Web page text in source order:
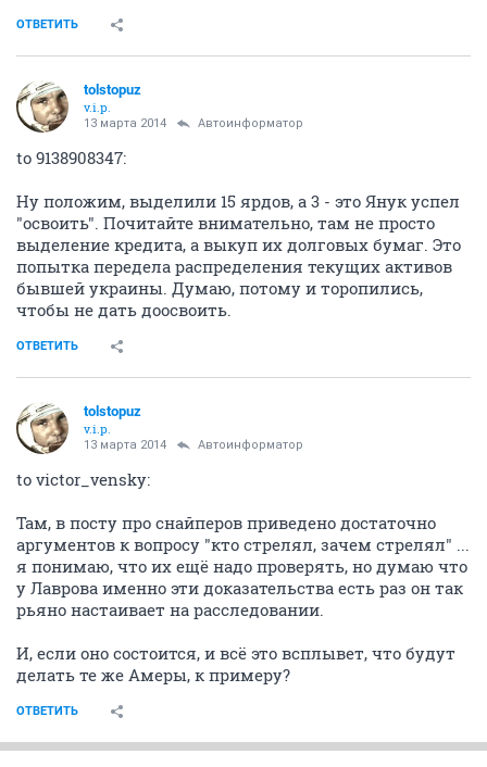
ОТВЕТИТЬ
tolstopuz
v.i.p.
13 марта 2014 Автоинформатор
to 9138908347:
Ну положим, выделили 15 ярдов, а 3 - это Янук успел
"освоить". Почитайте внимательно, там не просто
выделение кредита, а выкуп их долговых бумаг. Это
попытка передела распределения текущих активов
бывшей украины. Думаю, потому и торопились,
чтобы не дать доосвоить.
ОТВЕТИТЬ
tolstopuz
v.i.p.
13 марта 2014 Автоинформатор
to victor_vensky:
Там, в посту про снайперов приведено достаточно
аргументов к вопросу "кто стрелял, зачем стрелял" ...
я понимаю, что их ещё надо проверять, но думаю что
у Лаврова именно эти доказательства есть раз он так
рьяно настаивает на расследовании.
И, если оно состоится, и всё это всплывет, что будут
делать те же Амеры, к примеру?
ОТВЕТИТЬ